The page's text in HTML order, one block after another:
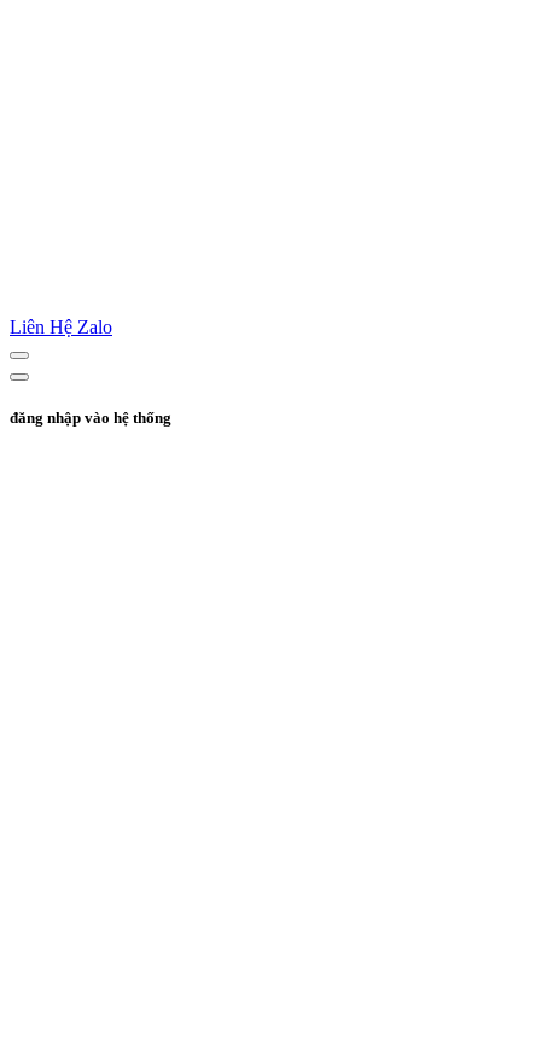
Liên Hệ Zalo
đăng nhập vào hệ thống